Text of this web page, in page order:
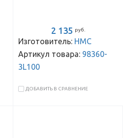
2 135 руб.
Изготовитель: HMC
Артикул товара: 98360-
3L100
ДОБАВИТЬ В СРАВНЕНИЕ